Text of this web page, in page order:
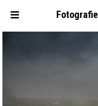
Fotografie